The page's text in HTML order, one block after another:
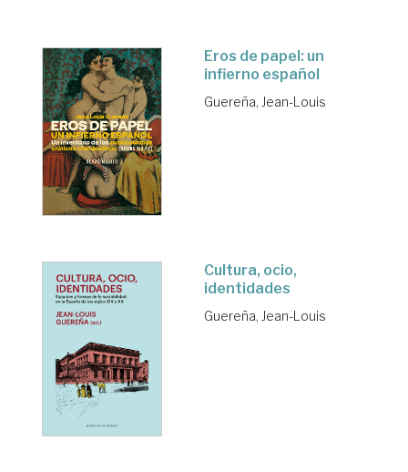
Eros de papel: un
infierno español
Guereña, Jean-Louis
Cultura, ocio,
identidades
Guereña, Jean-Louis